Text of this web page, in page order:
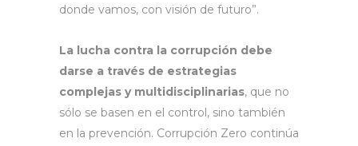
donde vamos, con visión de futuro”.
La lucha contra la corrupción debe
darse a través de estrategias
complejas y multidisciplinarias, que no
sólo se basen en el control, sino también
en la prevención. Corrupción Zero continúa